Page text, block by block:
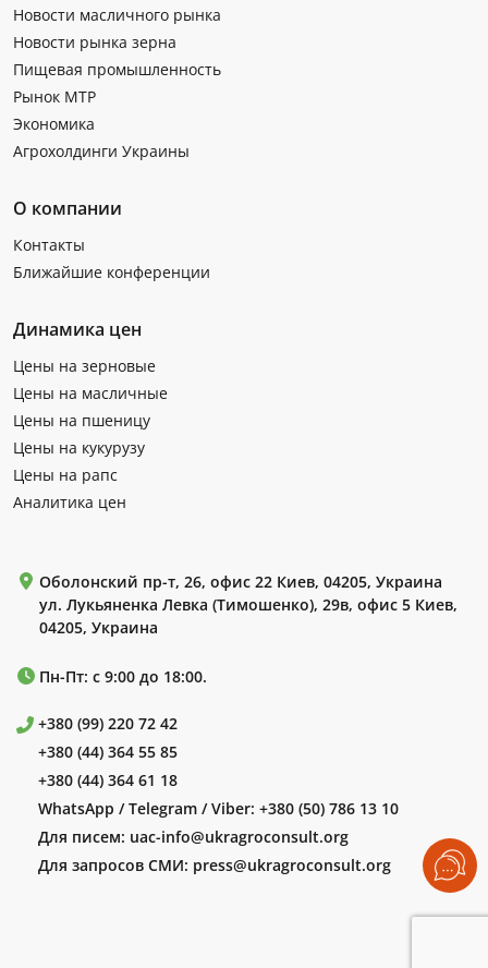
Новости масличного рынка
Новости рынка зерна
Пищевая промышленность
Рынок МТР
Экономика
Агрохолдинги Украины
О компании
Контакты
Ближайшие конференции
Динамика цен
Цены на зерновые
Цены на масличные
Цены на пшеницу
Цены на кукурузу
Цены на рапс
Аналитика цен
Оболонский пр-т, 26, офис 22 Киев, 04205, Украина
ул. Лукьяненка Левка (Тимошенко), 29в, офис 5 Киев,
04205, Украина
Пн-Пт: с 9:00 до 18:00.
+380 (99) 220 72 42
+380 (44) 364 55 85
+380 (44) 364 61 18
WhatsApp / Telegram / Viber: +380 (50) 786 13 10
Для писем: uac-info@ukragroconsult.org
Для запросов СМИ: press@ukragroconsult.org